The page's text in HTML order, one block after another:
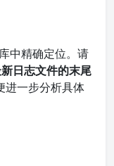
中精确定位。请
日志文件的末尾
进一步分析具体